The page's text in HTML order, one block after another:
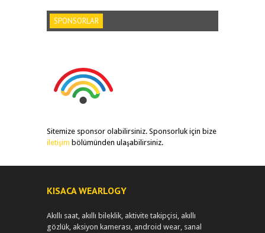
SPONSORLAR
Sitemize sponsor olabilirsiniz. Sponsorluk için bize
iletişim bölümünden ulaşabilirsiniz.
KISACA WEARLOGY
Akıllı saat, akıllı bileklik, aktivite takipçisi, akıllı
gözlük, aksiyon kamerası, android wear, sanal